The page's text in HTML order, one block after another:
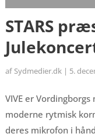
STARS
af Sydmedier.dk| 5.
VIVE er
moderne rytmisk
deres mikrofon i